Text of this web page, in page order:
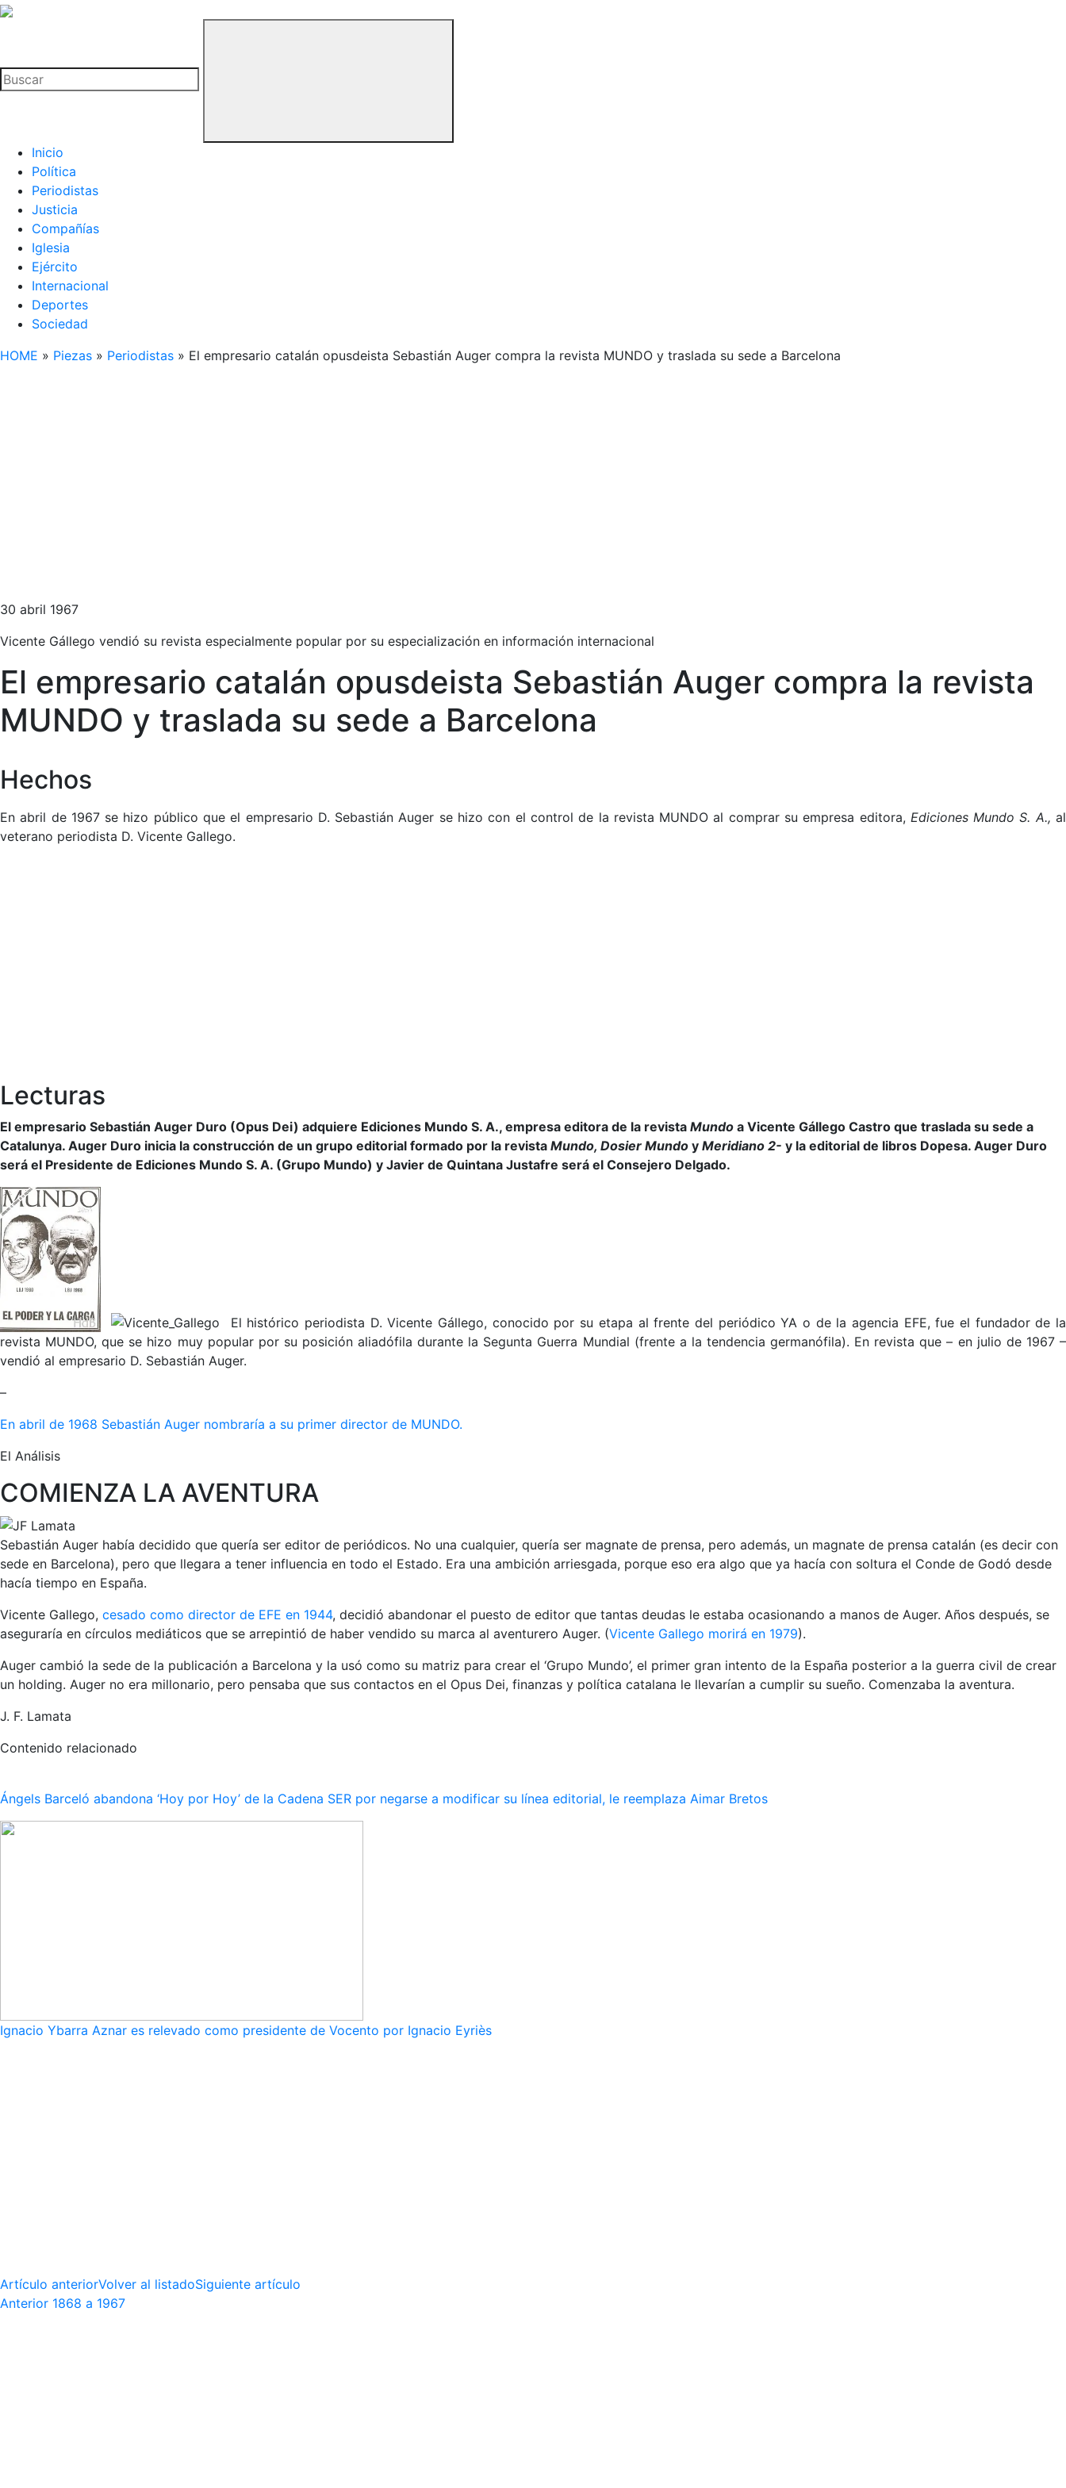
La
Buitre
Inicio
Política
Periodistas
Justicia
Compañías
Iglesia
Ejército
Internacional
Deportes
Sociedad
HOME » Piezas » Periodistas » El empresario catalán opusdeista Sebastián Auger compra la revista MUNDO y traslada su sede a Barcelona
30 abril 1967
Vicente Gállego vendió su revista especialmente popular por su especialización en información internacional
El empresario catalán opusdeista Sebastián Auger compra la revista
MUNDO y traslada su sede a Barcelona
Hechos
En abril de 1967 se hizo público que el empresario D. Sebastián Auger se hizo con el control de la revista MUNDO al comprar su empresa editora, Ediciones Mundo S. A., al
veterano periodista D. Vicente Gallego.
Lecturas
El empresario Sebastián Auger Duro (Opus Dei) adquiere Ediciones Mundo S. A., empresa editora de la revista Mundo a Vicente Gállego Castro que traslada su sede a
Catalunya. Auger Duro inicia la construcción de un grupo editorial formado por la revista Mundo, Dosier Mundo y Meridiano 2- y la editorial de libros Dopesa. Auger Duro
será el Presidente de Ediciones Mundo S. A. (Grupo Mundo) y Javier de Quintana Justafre será el Consejero Delgado.
El histórico periodista D. Vicente Gállego, conocido por su etapa al frente del periódico YA o de la agencia EFE, fue el fundador de la
revista MUNDO, que se hizo muy popular por su posición aliadófila durante la Segunta Guerra Mundial (frente a la tendencia germanófila). En revista que – en julio de 1967 –
vendió al empresario D. Sebastián Auger.
–
En abril de 1968 Sebastián Auger nombraría a su primer director de MUNDO.
El Análisis
COMIENZA LA AVENTURA
Sebastián Auger había decidido que quería ser editor de periódicos. No una cualquier, quería ser magnate de prensa, pero además, un magnate de prensa catalán (es decir con
sede en Barcelona), pero que llegara a tener influencia en todo el Estado. Era una ambición arriesgada, porque eso era algo que ya hacía con soltura el Conde de Godó desde
hacía tiempo en España.
Vicente Gallego, cesado como director de EFE en 1944, decidió abandonar el puesto de editor que tantas deudas le estaba ocasionando a manos de Auger. Años después, se
aseguraría en círculos mediáticos que se arrepintió de haber vendido su marca al aventurero Auger. (Vicente Gallego morirá en 1979).
Auger cambió la sede de la publicación a Barcelona y la usó como su matriz para crear el ‘Grupo Mundo’, el primer gran intento de la España posterior a la guerra civil de crear
un holding. Auger no era millonario, pero pensaba que sus contactos en el Opus Dei, finanzas y política catalana le llevarían a cumplir su sueño. Comenzaba la aventura.
J. F. Lamata
Contenido relacionado
Ángels Barceló abandona ‘Hoy por Hoy’ de la Cadena SER por negarse a modificar su línea editorial, le reemplaza Aimar Bretos
Ignacio Ybarra Aznar es relevado como presidente de Vocento por Ignacio Eyriès
Artículo anteriorVolver al listadoSiguiente artículo
Anterior 1868 a 1967